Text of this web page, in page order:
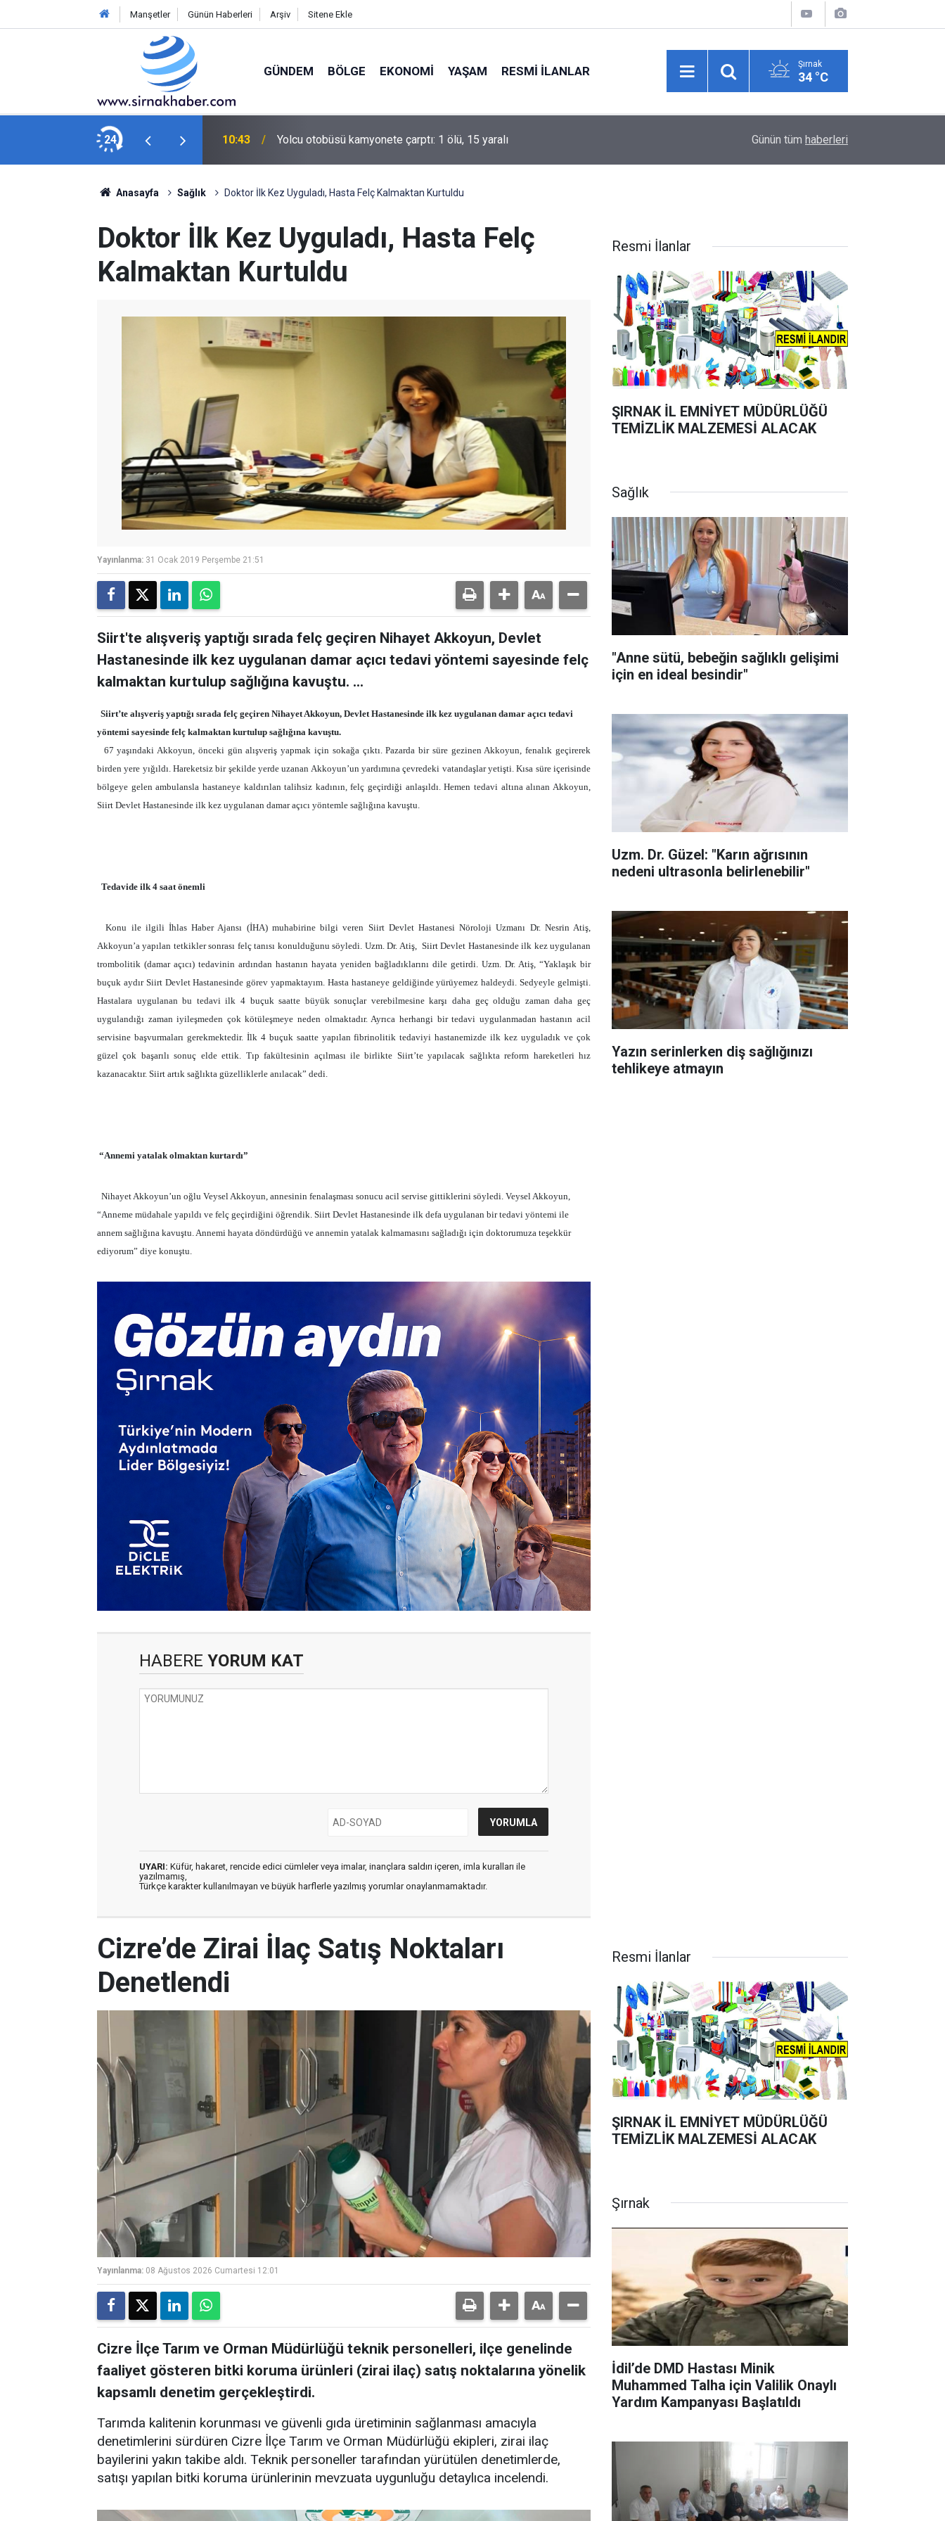
Manşetler Günün Haberleri Arşiv Sitene Ekle
GÜNDEM BÖLGE EKONOMI YAŞAM RESMI İLANLAR Şırnak
34 °C
24 10:43 Yolcu otobüsü kamyonete çarptı: 1 ölü, 15 yaralı
Kampanyası Başlatıldı
Günün tüm haberleri
Anasayfa Sağlık Doktor İlk Kez Uyguladı, Hasta Felç Kalmaktan Kurtuldu
Doktor İlk Kez Uyguladı, Hasta Felç
Kalmaktan Kurtuldu
Yayınlanma: 31 Ocak 2019 Perşembe 21:51
Siirt'te alışveriş yaptığı sırada felç geçiren Nihayet Akkoyun, Devlet
Hastanesinde ilk kez uygulanan damar açıcı tedavi yöntemi sayesinde felç
kalmaktan kurtulup sağlığına kavuştu. ...
Siirt’te alışveriş yaptığı sırada felç geçiren Nihayet Akkoyun, Devlet Hastanesinde ilk kez uygulanan damar açıcı tedavi
yöntemi sayesinde felç kalmaktan kurtulup sağlığına kavuştu.
67 yaşındaki Akkoyun, önceki gün alışveriş yapmak için sokağa çıktı. Pazarda bir süre gezinen Akkoyun, fenalık geçirerek
birden yere yığıldı. Hareketsiz bir şekilde yerde uzanan Akkoyun’un yardımına çevredeki vatandaşlar yetişti. Kısa süre içerisinde
bölgeye gelen ambulansla hastaneye kaldırılan talihsiz kadının, felç geçirdiği anlaşıldı. Hemen tedavi altına alınan Akkoyun,
Siirt Devlet Hastanesinde ilk kez uygulanan damar açıcı yöntemle sağlığına kavuştu.
Tedavide ilk 4 saat önemli
Konu ile ilgili İhlas Haber Ajansı (İHA) muhabirine bilgi veren Siirt Devlet Hastanesi Nöroloji Uzmanı Dr. Nesrin Atiş,
Akkoyun’a yapılan tetkikler sonrası felç tanısı konulduğunu söyledi. Uzm. Dr. Atiş, Siirt Devlet Hastanesinde ilk kez uygulanan
trombolitik (damar açıcı) tedavinin ardından hastanın hayata yeniden bağladıklarını dile getirdi. Uzm. Dr. Atiş, “Yaklaşık bir
buçuk aydır Siirt Devlet Hastanesinde görev yapmaktayım. Hasta hastaneye geldiğinde yürüyemez haldeydi. Sedyeyle gelmişti.
Hastalara uygulanan bu tedavi ilk 4 buçuk saatte büyük sonuçlar verebilmesine karşı daha geç olduğu zaman daha geç
uygulandığı zaman iyileşmeden çok kötüleşmeye neden olmaktadır. Ayrıca herhangi bir tedavi uygulanmadan hastanın acil
servisine başvurmaları gerekmektedir. İlk 4 buçuk saatte yapılan fibrinolitik tedaviyi hastanemizde ilk kez uyguladık ve çok
güzel çok başarılı sonuç elde ettik. Tıp fakültesinin açılması ile birlikte Siirt’te yapılacak sağlıkta reform hareketleri hız
kazanacaktır. Siirt artık sağlıkta güzelliklerle anılacak” dedi.
“Annemi yatalak olmaktan kurtardı”
Nihayet Akkoyun’un oğlu Veysel Akkoyun, annesinin fenalaşması sonucu acil servise gittiklerini söyledi. Veysel Akkoyun,
“Anneme müdahale yapıldı ve felç geçirdiğini öğrendik. Siirt Devlet Hastanesinde ilk defa uygulanan bir tedavi yöntemi ile
annem sağlığına kavuştu. Annemi hayata döndürdüğü ve annemin yatalak kalmamasını sağladığı için doktorumuza teşekkür
ediyorum” diye konuştu.
HABERE YORUM KAT
UYARI: Küfür, hakaret, rencide edici cümleler veya imalar, inançlara saldırı içeren, imla kuralları ile
yazılmamış,
Türkçe karakter kullanılmayan ve büyük harflerle yazılmış yorumlar onaylanmamaktadır.
Resmi İlanlar
ŞIRNAK İL EMNİYET MÜDÜRLÜĞÜ
TEMİZLİK MALZEMESİ ALACAK
Sağlık
"Anne sütü, bebeğin sağlıklı gelişimi
için en ideal besindir"
Uzm. Dr. Güzel: "Karın ağrısının
nedeni ultrasonla belirlenebilir"
Yazın serinlerken diş sağlığınızı
tehlikeye atmayın
Cizre’de Zirai İlaç Satış Noktaları
Denetlendi
Yayınlanma: 08 Ağustos 2026 Cumartesi 12:01
Cizre İlçe Tarım ve Orman Müdürlüğü teknik personelleri, ilçe genelinde
faaliyet gösteren bitki koruma ürünleri (zirai ilaç) satış noktalarına yönelik
kapsamlı denetim gerçekleştirdi.
Tarımda kalitenin korunması ve güvenli gıda üretiminin sağlanması amacıyla
denetimlerini sürdüren Cizre İlçe Tarım ve Orman Müdürlüğü ekipleri, zirai ilaç
bayilerini yakın takibe aldı. Teknik personeller tarafından yürütülen denetimlerde,
satışı yapılan bitki koruma ürünlerinin mevzuata uygunluğu detaylıca incelendi.
Resmi İlanlar
ŞIRNAK İL EMNİYET MÜDÜRLÜĞÜ
TEMİZLİK MALZEMESİ ALACAK
Şırnak
İdil’de DMD Hastası Minik
Muhammed Talha için Valilik Onaylı
Yardım Kampanyası Başlatıldı